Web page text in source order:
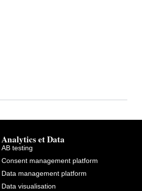
Analytics et Data
AB testing
Consent management platform
Data management platform
Data visualisation